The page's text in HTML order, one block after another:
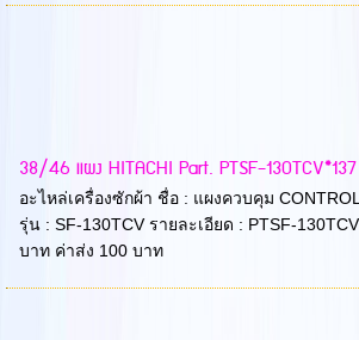
38/46 แผง HITACHI Part. PTSF-130TCV*137
อะไหล่เครื่องซักผ้า ชื่อ : แผงควบคุม
รุ่น : SF-130TCV รายละเอียด : PTSF-
บาท ค่าส่ง 100 บาท